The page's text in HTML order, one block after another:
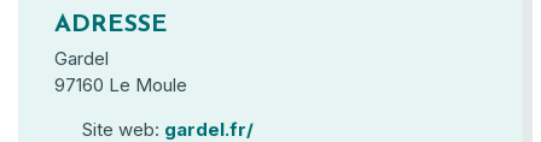
ADRESSE
Gardel
97160 Le Moule
Site web: gardel.fr/